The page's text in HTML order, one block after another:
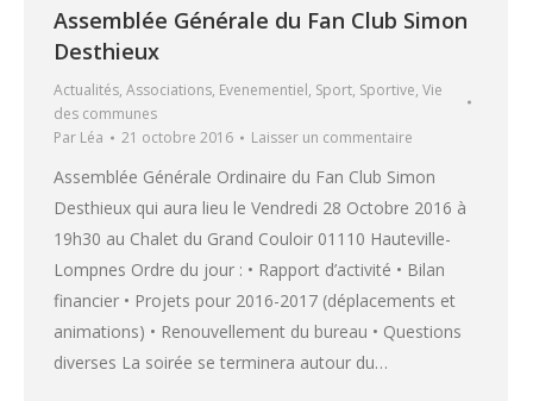
Assemblée Générale du Fan Club Simon
Desthieux
Actualités, Associations, Evenementiel, Sport, Sportive, Vie
des communes
Par Léa 21 octobre 2016 Laisser un commentaire
Assemblée Générale Ordinaire du Fan Club Simon
Desthieux qui aura lieu le Vendredi 28 Octobre 2016 à
19h30 au Chalet du Grand Couloir 01110 Hauteville-
Lompnes Ordre du jour : • Rapport d’activité • Bilan
financier • Projets pour 2016-2017 (déplacements et
animations) • Renouvellement du bureau • Questions
diverses La soirée se terminera autour du…